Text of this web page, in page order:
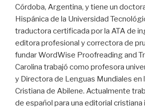
Córdoba, Argentina, y tiene un
Hispánica de la Universidad
traductora certificada por la ATA de
editora profesional y correctora de
fundar WordWise Proofreading and
Carolina trabajó como profesora
y Directora de Lenguas Mundiales en
Cristiana de Abilene. Actualmente
de español para una editorial